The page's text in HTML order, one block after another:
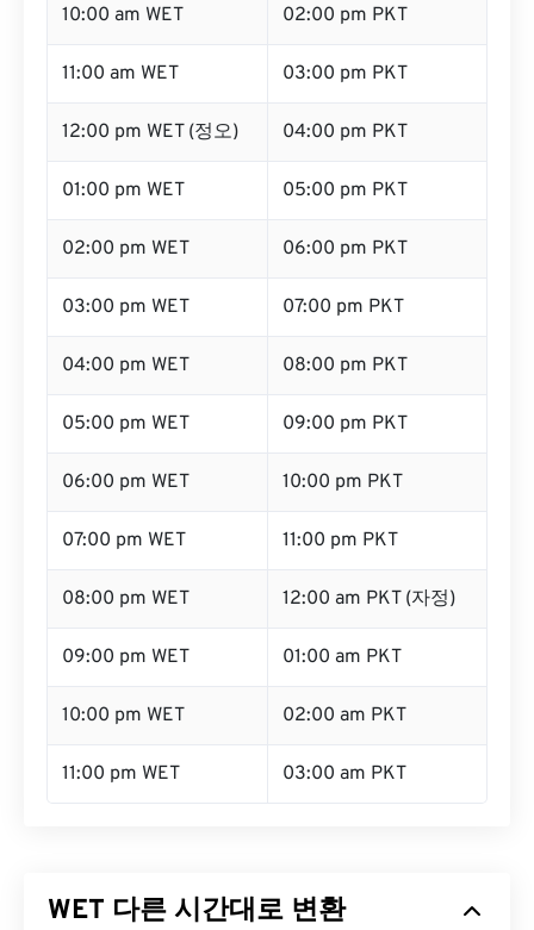
10:00 am WET 02:00 pm PKT
11:00 am WET 03:00 pm PKT
12:00 pm WET (정오) 04:00 pm PKT
01:00 pm WET 05:00 pm PKT
02:00 pm WET 06:00 pm PKT
03:00 pm WET 07:00 pm PKT
04:00 pm WET 08:00 pm PKT
05:00 pm WET 09:00 pm PKT
06:00 pm WET 10:00 pm PKT
07:00 pm WET 11:00 pm PKT
08:00 pm WET 12:00 am PKT (자정)
09:00 pm WET 01:00 am PKT
10:00 pm WET 02:00 am PKT
11:00 pm WET 03:00 am PKT
WET 다른 시간대로 변환